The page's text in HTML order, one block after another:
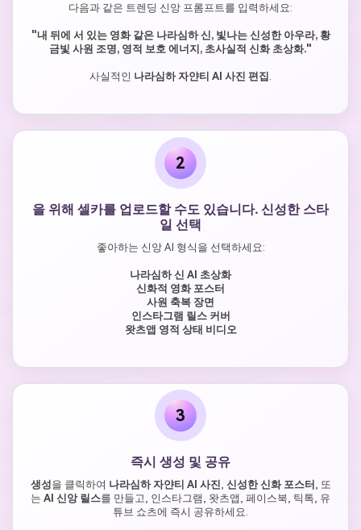
다음과 같은 트렌딩 신앙 프롬프트를 입력하세요:
"내 뒤에 서 있는 영화 같은 나라심하 신, 빛나는 신성한 아우라, 황
금빛 사원 조명, 영적 보호 에너지, 초사실적 신화 초상화."
사실적인 나라심하 자얀티 AI 사진 편집
2
을 위해 셀카를 업로드할 수도 있습니다. 신성한 스타
일 선택
좋아하는 신앙 AI 형식을 선택하세요:
나라심하 신 AI 초상화
신화적 영화 포스터
사원 축복 장면
인스타그램 릴스 커버
왓츠앱 영적 상태 비디오
3
즉시 생성 및 공유
생성을 클릭하여 나라심하 자얀티 AI 사진, 신성한 신화 포스터 , 또
는 AI 신앙 릴스를 만들고, 인스타그램, 왓츠앱, 페이스북, 틱톡, 유
튜브 쇼츠에 즉시 공유하세요.